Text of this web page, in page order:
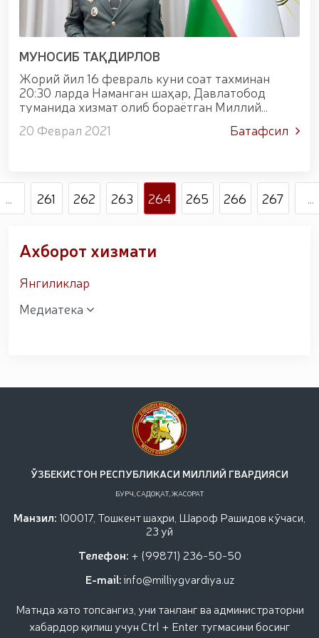
уруши қатнашчиларини рағбатлантириш
тўғрисида"ги
МУНОСИБ ТАҚДИРЛОВ
Жорий йил 16 февраль куни соат тахминан
20:30 ларда Наманган шаҳар, Давлатобод
туманида хизмат олиб бораётган Миллий
ҳарбий хизматчилари ушбу ҳудуд орқали ўтган
20 Феврал 2021 Батафсил
261 262 263 264 265 266 267
Ахборот хизмати
Янгиликлар
Медиатека
ЎЗБЕКИСТОН РЕСПУБЛИКАСИ МИЛЛИЙ ГВАРДИЯСИ
БУРЧ, САДОҚАТ, ЖАСОРАТ
Манзил: 100017, Тошкент шаҳри, Шароф Рашидов кўчаси,
23 уй
Телефон: + (99871) 236-50-50
E-mail:info@milliygvardiya.uz
Матнда хато топсангиз, уни танланг ва администраторни
хабардор қилиш учун Ctrl + Enter тугмасини босинг